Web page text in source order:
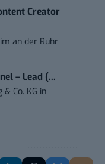
Creator
an der Ruhr
– Lead (...
& Co. KG in